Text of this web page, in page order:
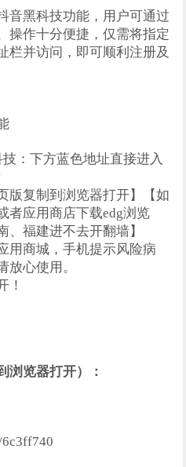
音黑科技功能，用户可通过
操作十分便捷，仅需将指定
栏并访问，即可顺利注册及
：下方蓝色地址直接进入
版复制到浏览器打开】【如
者应用商店下载edg浏览
、福建进不去开翻墙】
用商城，手机提示风险病
放心使用。
！
浏览器打开）：